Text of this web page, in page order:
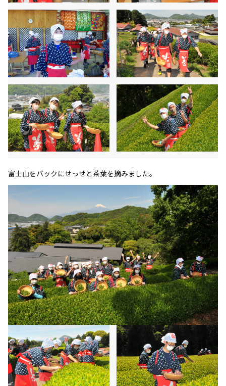
富士山をバックにせっせと茶葉を摘みました。